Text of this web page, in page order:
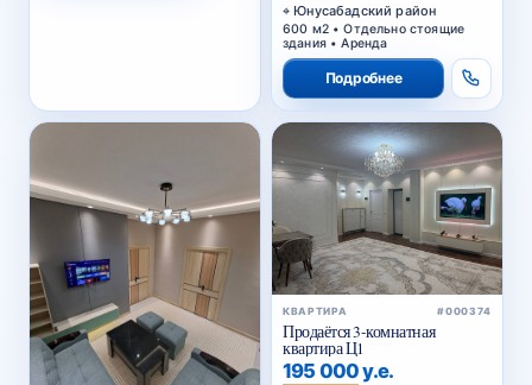
Юнусабадский район
600 м2 • Отдельно стоящие
здания • Аренда
Подробнее
КВАРТИРА #000374
Продаётся 3-комнатная
квартира Ц1
195 000 у.е.